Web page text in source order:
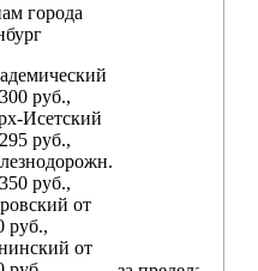
города
руб.,
Исетский
руб.,
руб.,
от
руб.,
от